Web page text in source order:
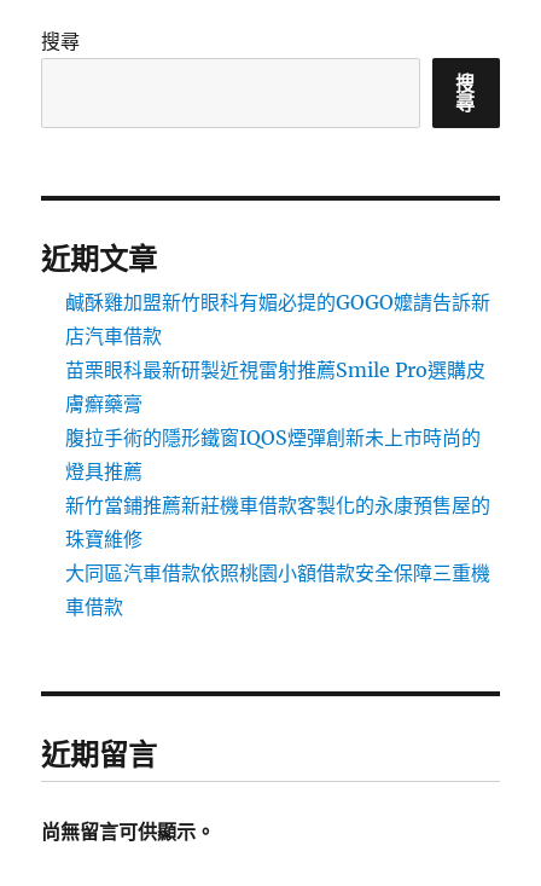
搜尋
搜
尋
近期文章
鹹酥雞加盟新竹眼科有媚必提的GOGO嬤請告訴新
店汽車借款
苗栗眼科最新研製近視雷射推薦Smile Pro選購皮
膚癬藥膏
腹拉手術的隱形鐵窗IQOS煙彈創新未上市時尚的
燈具推薦
新竹當鋪推薦新莊機車借款客製化的永康預售屋的
珠寶維修
大同區汽車借款依照桃園小額借款安全保障三重機
車借款
近期留言
尚無留言可供顯示。